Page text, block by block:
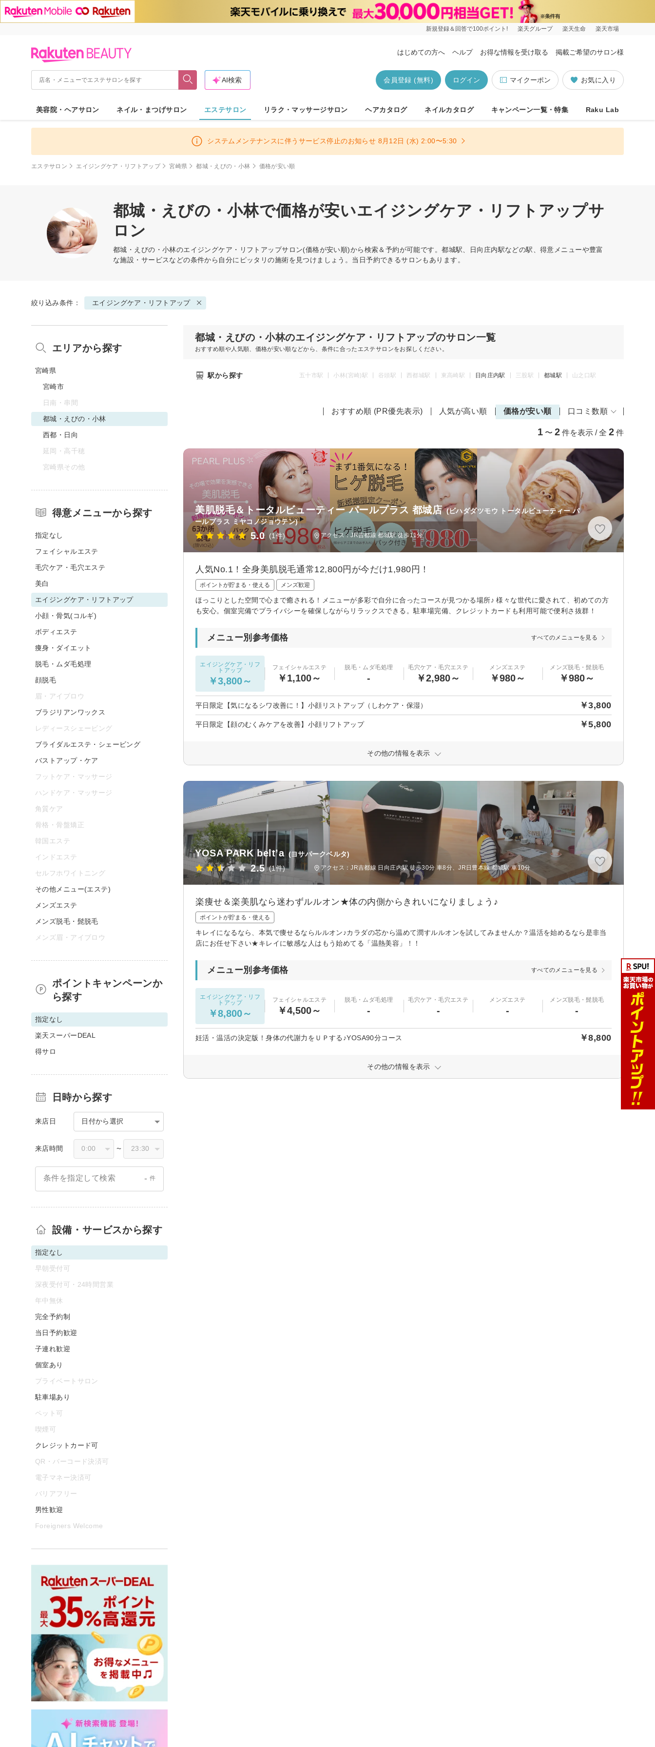
新規登録＆回答で100ポイント! 楽天グループ 楽天生命 楽天市場
はじめての方へ ヘルプ お得な情報を受け取る 掲載ご希望のサロン様
お気に入り
マイクーポン
ログイン
会員登録 (無料)
AI検索
美容院・ヘアサロン ネイル・まつげサロン エステサロン リラク・マッサージサロン ヘアカタログ ネイルカタログ キャンペーン一覧・特集 Raku Lab
システムメンテナンスに伴うサービス停止のお知らせ 8月12日 (水) 2:00〜5:30
エステサロン エイジングケア・リフトアップ 宮崎県 都城・えびの・小林 価格が安い順
都城・えびの・小林で価格が安いエイジングケア・リフトアップサ
ロン
都城・えびの・小林のエイジングケア・リフトアップサロン(価格が安い順)から検索＆予約が可能です。都城駅、日向庄内駅などの駅、得意メニューや豊富
な施設・サービスなどの条件から自分にピッタリの施術を見つけましょう。当日予約できるサロンもあります。
絞り込み条件： エイジングケア・リフトアップ
都城・えびの・小林のエイジングケア・リフトアップのサロン一覧
おすすめ順や人気順、価格が安い順などから、条件に合ったエステサロンをお探しください。
駅から探す 五十市駅 小林(宮崎)駅 谷頭駅 西都城駅 東高崎駅 日向庄内駅 三股駅 都城駅 山之口駅
おすすめ順 (PR優先表示) 人気が高い順 価格が安い順 口コミ数順
1 〜 2 件を表示 / 全 2 件
美肌脱毛＆トータルビューティー パールプラス 都城店 (ビハダダツモウ トータルビューティー パ
ールプラス ミヤコノジョウテン)
5.0 (1件) アクセス：JR吉都線 都城駅 徒歩11分
人気No.1！全身美肌脱毛通常12,800円が今だけ1,980円！
ポイントが貯まる・使える メンズ歓迎
ほっこりとした空間で心まで癒される！メニューが多彩で自分に合ったコースが見つかる場所♪ 様々な世代に愛されて、初めての方
も安心。個室完備でプライバシーを確保しながらリラックスできる。駐車場完備、クレジットカードも利用可能で便利さ抜群！
メニュー別参考価格 すべてのメニューを見る
エイジングケア・リフ
トアップ
￥3,800～
フェイシャルエステ
￥1,100～
脱毛・ムダ毛処理
-
毛穴ケア・毛穴エステ
￥2,980～
メンズエステ
￥980～
メンズ脱毛・髭脱毛
￥980～
平日限定【気になるシワ改善に！】小顔リストアップ（しわケア・保湿） ￥3,800
平日限定【顔のむくみケアを改善】小顔リフトアップ ￥5,800
その他の情報を表示
YOSA PARK belt’a (ヨサパークベルタ)
2.5 (1件) アクセス：JR吉都線 日向庄内駅 徒歩30分 車8分、JR日豊本線 都城駅 車10分
楽痩せ＆楽美肌なら迷わずルルオン★体の内側からきれいになりましょう♪
ポイントが貯まる・使える
キレイになるなら、本気で痩せるならルルオン♪カラダの芯から温めて潤すルルオンを試してみませんか？温活を始めるなら是非当
店にお任せ下さい★キレイに敏感な人はもう始めてる「温熱美容」！！
メニュー別参考価格 すべてのメニューを見る
エイジングケア・リフ
トアップ
￥8,800～
フェイシャルエステ
￥4,500～
脱毛・ムダ毛処理
-
毛穴ケア・毛穴エステ
-
メンズエステ
-
メンズ脱毛・髭脱毛
-
妊活・温活の決定版！身体の代謝力をＵＰする♪YOSA90分コース ￥8,800
その他の情報を表示
エリアから探す
宮崎県
宮崎市
日南・串間
都城・えびの・小林
西都・日向
延岡・高千穂
宮崎県その他
得意メニューから探す
指定なし
フェイシャルエステ
毛穴ケア・毛穴エステ
美白
エイジングケア・リフトアップ
小顔・骨気(コルギ)
ボディエステ
痩身・ダイエット
脱毛・ムダ毛処理
顔脱毛
眉・アイブロウ
ブラジリアンワックス
レディースシェービング
ブライダルエステ・シェービング
バストアップ・ケア
フットケア・マッサージ
ハンドケア・マッサージ
角質ケア
骨格・骨盤矯正
韓国エステ
インドエステ
セルフホワイトニング
その他メニュー(エステ)
メンズエステ
メンズ脱毛・髭脱毛
メンズ眉・アイブロウ
ポイントキャンペーンか
ら探す
指定なし
楽天スーパーDEAL
得サロ
日時から探す
来店日 日付から選択
来店時間 〜
条件を指定して検索 - 件
設備・サービスから探す
指定なし
早朝受付可
深夜受付可・24時間営業
年中無休
完全予約制
当日予約歓迎
子連れ歓迎
個室あり
プライベートサロン
駐車場あり
ペット可
喫煙可
クレジットカード可
QR・バーコード決済可
電子マネー決済可
バリアフリー
男性歓迎
Foreigners Welcome